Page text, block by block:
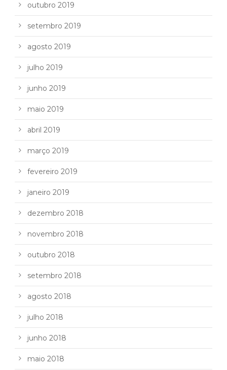
outubro 2019
setembro 2019
agosto 2019
julho 2019
junho 2019
maio 2019
abril 2019
março 2019
fevereiro 2019
janeiro 2019
dezembro 2018
novembro 2018
outubro 2018
setembro 2018
agosto 2018
julho 2018
junho 2018
maio 2018